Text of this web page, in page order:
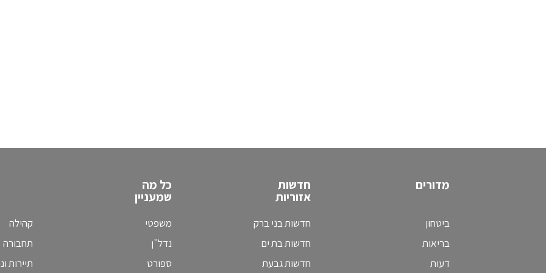
מדורים
ביטחון
בריאות
דעות
חדשות
אזוריות
חדשות בני ברק
חדשות בת ים
חדשות גבעת
כל מה
שמעניין
משפטי
נדל"ן
ספורט
קהילה
תחבורה
תיירות